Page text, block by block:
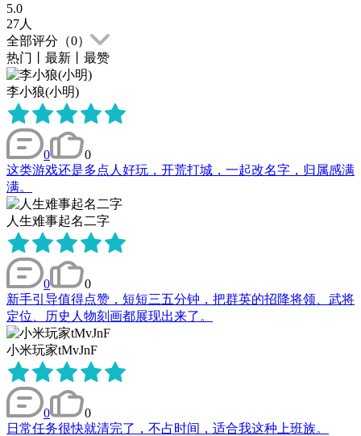
5.0
27人
全部评分（0）
热门
最新 最赞
李小狼(小明)
0
0
这类游戏还是多点人好玩，开荒打城，一起改名字，归属感满
满。
人生难事起名二字
0
0
新手引导值得点赞，短短三五分钟，把群英的招降将领、武将
定位、历史人物刻画都展现出来了。
小米玩家tMvJnF
0
0
日常任务很快就清完了，不占时间，适合我这种上班族。